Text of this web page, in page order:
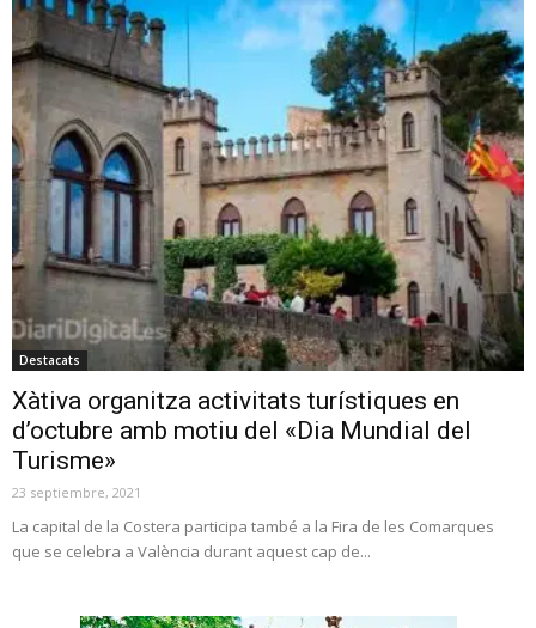
Destacats
Xàtiva organitza activitats turístiques en
d’octubre amb motiu del «Dia Mundial del
Turisme»
23 septiembre, 2021
La capital de la Costera participa també a la Fira de les Comarques
que se celebra a València durant aquest cap de...